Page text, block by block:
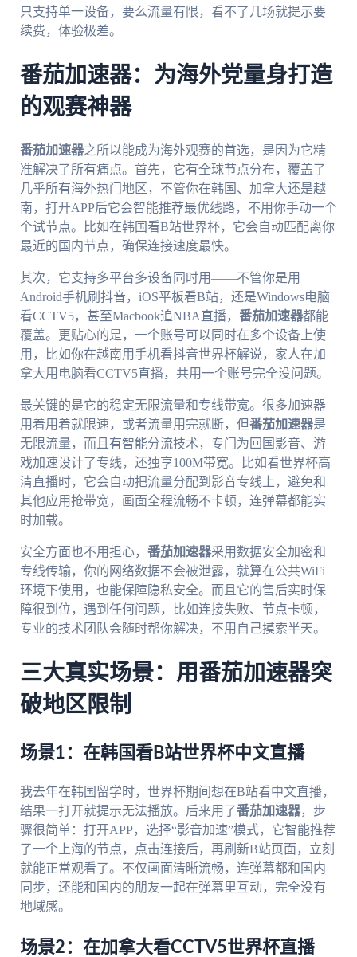
只支持单一设备，要么流量有限，看不了几场就提示要
续费，体验极差。
番茄加速器：为海外党量身打造
的观赛神器
番茄加速器之所以能成为海外观赛的首选，是因为它精
准解决了所有痛点。首先，它有全球节点分布，覆盖了
几乎所有海外热门地区，不管你在韩国、加拿大还是越
南，打开APP后它会智能推荐最优线路，不用你手动一个
个试节点。比如在韩国看B站世界杯，它会自动匹配离你
最近的国内节点，确保连接速度最快。
其次，它支持多平台多设备同时用——不管你是用
Android手机刷抖音，iOS平板看B站，还是Windows电脑
看CCTV5，甚至Macbook追NBA直播， 番茄加速器都能
覆盖。更贴心的是，一个账号可以同时在多个设备上使
用，比如你在越南用手机看抖音世界杯解说，家人在加
拿大用电脑看CCTV5直播，共用一个账号完全没问题。
最关键的是它的稳定无限流量和专线带宽。很多加速器
用着用着就限速，或者流量用完就断，但番茄加速器是
无限流量，而且有智能分流技术，专门为回国影音、游
戏加速设计了专线，还独享100M带宽。比如看世界杯高
清直播时，它会自动把流量分配到影音专线上，避免和
其他应用抢带宽，画面全程流畅不卡顿，连弹幕都能实
时加载。
安全方面也不用担心， 番茄加速器采用数据安全加密和
专线传输，你的网络数据不会被泄露，就算在公共WiFi
环境下使用，也能保障隐私安全。而且它的售后实时保
障很到位，遇到任何问题，比如连接失败、节点卡顿，
专业的技术团队会随时帮你解决，不用自己摸索半天。
三大真实场景：用番茄加速器突
破地区限制
场景1：在韩国看B站世界杯中文直播
我去年在韩国留学时，世界杯期间想在B站看中文直播，
结果一打开就提示无法播放。后来用了番茄加速器，步
骤很简单：打开APP，选择“影音加速”模式，它智能推荐
了一个上海的节点，点击连接后，再刷新B站页面，立刻
就能正常观看了。不仅画面清晰流畅，连弹幕都和国内
同步，还能和国内的朋友一起在弹幕里互动，完全没有
地域感。
场景2：在加拿大看CCTV5世界杯直播